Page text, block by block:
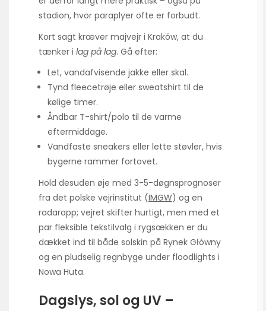
stadion, hvor paraplyer ofte er forbudt.
Kort sagt kræver majvejr i Kraków, at du
tænker i lag på lag. Gå efter:
Let, vandafvisende jakke eller skal.
Tynd fleecetrøje eller sweatshirt til de
kølige timer.
Åndbar T-shirt/polo til de varme
eftermiddage.
Vandfaste sneakers eller lette støvler, hvis
bygerne rammer fortovet.
Hold desuden øje med 3-5-døgnsprognoser
fra det polske vejrinstitut (IMGW) og en
radar­app; vejret skifter hurtigt, men med et
par fleksible tekstil­valg i rygsækken er du
dækket ind til både solskin på Rynek Główny
og en pludselig regnbyge under floodlights i
Nowa Huta.
Dagslys, sol og UV –